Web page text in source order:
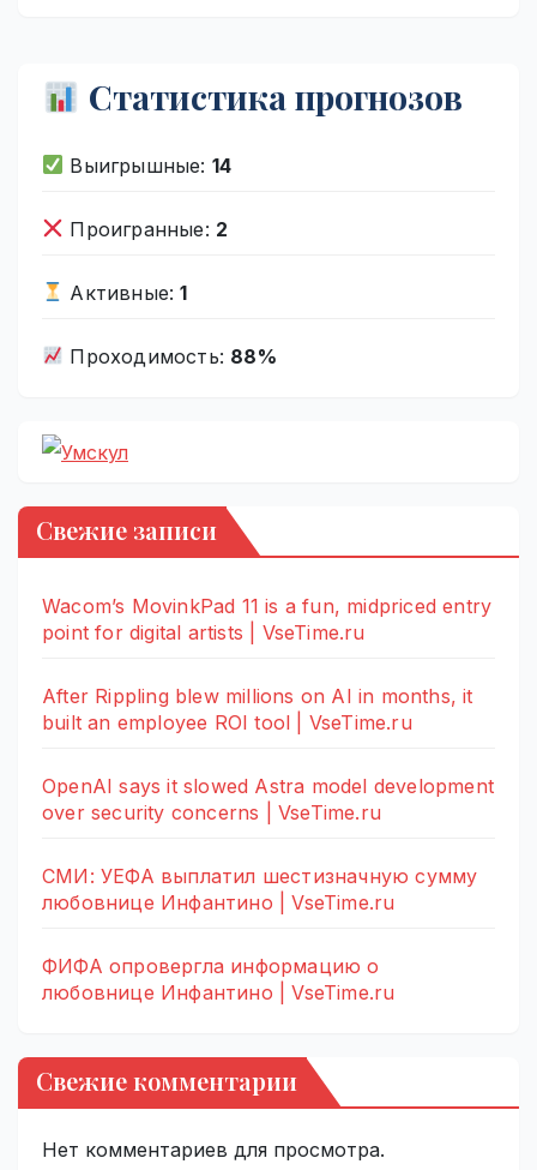
Статистика прогнозов
Выигрышные: 14
Проигранные: 2
Активные:1
Проходимость: 88%
Свежие записи
Wacom’s MovinkPad 11 is a fun, midpriced entry
point for digital artists | VseTime.ru
After Rippling blew millions on AI in months, it
built an employee ROI tool | VseTime.ru
OpenAI says it slowed Astra model development
over security concerns | VseTime.ru
СМИ: УЕФА выплатил шестизначную сумму
любовнице Инфантино | VseTime.ru
ФИФА опровергла информацию о
любовнице Инфантино | VseTime.ru
Свежие комментарии
Нет комментариев для просмотра.